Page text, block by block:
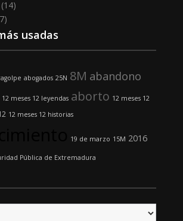
(14)
usadas
abogados 25N 8M abandono
12 meses 12 leyendas aborto 12 meses 12
12 meses 12 historias
19 de marzo 15M 2016
Pública de Extremadura